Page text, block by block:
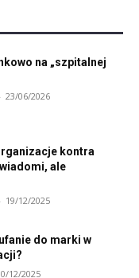
na „szpitalnej
- 23/06/2026
kontra
ale
- 19/12/2025
do marki w
12/2025